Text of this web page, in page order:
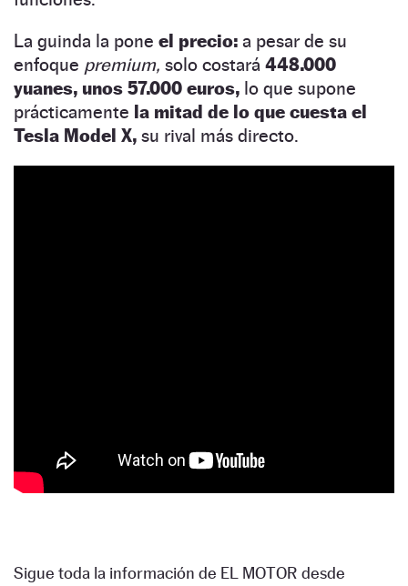
La guinda la pone el precio: a pesar de su
enfoque premium, solo costará 448.000
yuanes, unos 57.000 euros, lo que supone
prácticamente la mitad de lo que cuesta el
Tesla Model X, su rival más directo.
Sigue toda la información de EL MOTOR desde